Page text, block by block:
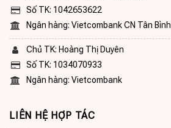
Số TK: 1042653622
Ngân hàng: Vietcombank CN Tân Bình
Chủ TK: Hoàng Thị Duyên
Số TK: 1034070933
Ngân hàng: Vietcombank
LIÊN HỆ HỢP TÁC